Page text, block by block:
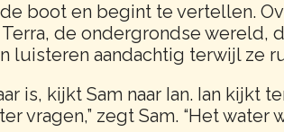
boot en begint te vertellen.
de ondergrondse wereld,
luisteren aandachtig terwijl ze
is, kijkt Sam naar Ian. Ian kijkt
vragen,” zegt Sam. “Het water